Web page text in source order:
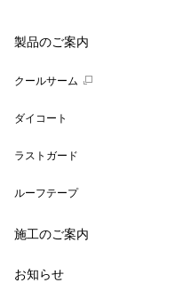
製品のご案内
クールサーム
ダイコート
ラストガード
ルーフテープ
施工のご案内
お知らせ